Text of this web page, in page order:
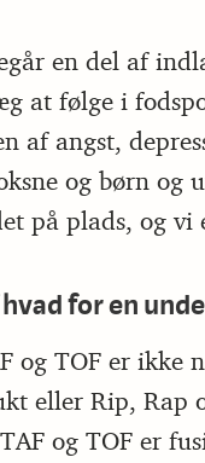
en del af
at følge i
af angst,
og børn og
på plads, og vi
hvad for en
og TOF er ikke
eller Rip, Rap
og TOF er